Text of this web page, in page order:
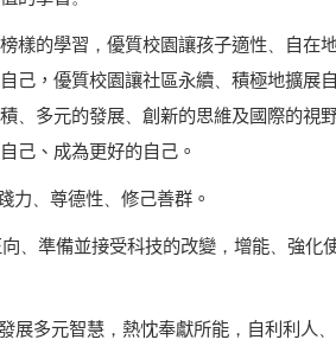
樣的學習 ， 優質校園讓孩子適性、
自在
己，優質校園讓社區永續、 積極地擴展
、 多元的發展、 創新的思維及國際的視
己、成為更好的自 己。
力、 尊德性、 修己善群。
、 準備並接受科技的改變 ， 增能、 強化
展多元智慧 ， 熱忱奉獻所能 ， 自利利人、